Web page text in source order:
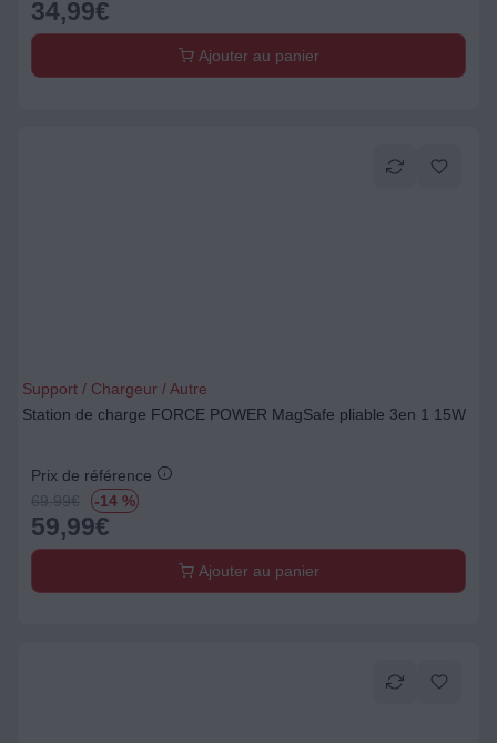
34,99€
Ajouter au panier
Support / Chargeur / Autre
Station de charge FORCE POWER MagSafe pliable 3en 1 15W
Prix de référence
69.99€ -14 %
59,99€
Ajouter au panier